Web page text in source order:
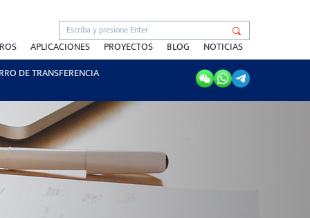
APLICACIONES PROYECTOS BLOG
NOTICIAS
DE TRANSFERENCIA